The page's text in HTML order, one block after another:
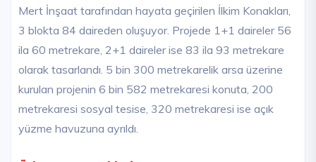
Mert İnşaat tarafından hayata geçirilen İlkim Konakları,
3 blokta 84 daireden oluşuyor. Projede 1+1 daireler 56
ila 60 metrekare, 2+1 daireler ise 83 ila 93 metrekare
olarak tasarlandı. 5 bin 300 metrekarelik arsa üzerine
kurulan projenin 6 bin 582 metrekaresi konuta, 200
metrekaresi sosyal tesise, 320 metrekaresi ise açık
yüzme havuzuna ayrıldı.